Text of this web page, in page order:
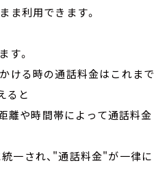
ま利用できます。
す。
ける時の通話料金はこれまで
ると
離や時間帯によって通話料金
統一され、"通話料金"が一律に